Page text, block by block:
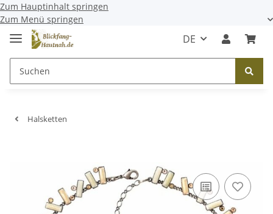
Zum Hauptinhalt springen
Zum Menü springen
DE
Halsketten